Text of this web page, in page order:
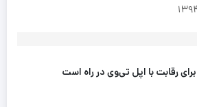
رقابت با اپل تی‌وی در راه است